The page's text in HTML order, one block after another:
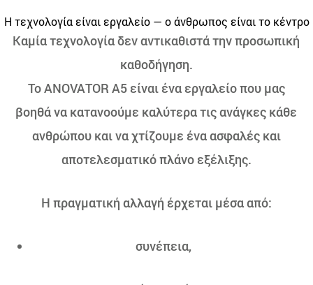
Η τεχνολογία είναι εργαλείο — ο άνθρωπος είναι το κέντρο
Καμία τεχνολογία δεν αντικαθιστά την προσωπική
καθοδήγηση.
Το ANOVATOR A5 είναι ένα εργαλείο που μας
βοηθά να κατανοούμε καλύτερα τις ανάγκες κάθε
ανθρώπου και να χτίζουμε ένα ασφαλές και
αποτελεσματικό πλάνο εξέλιξης.
Η πραγματική αλλαγή έρχεται μέσα από:
συνέπεια,